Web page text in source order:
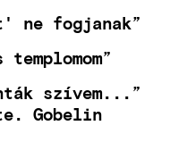
ne fogjanak”
szívem...”
Gobelin